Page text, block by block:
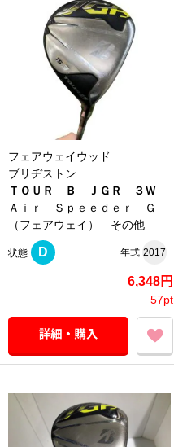
フェアウェイウッド
ブリヂストン
ＴＯＵＲ Ｂ ＪＧＲ ３Ｗ
Ａｉｒ Ｓｐｅｅｄｅｒ Ｇ
（フェアウェイ） その他
状態 D 年式 2017
6,348円
57pt